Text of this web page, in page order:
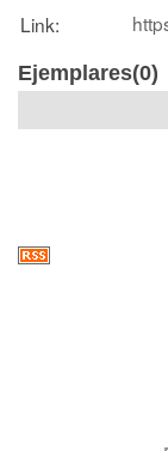
Link:
Ejemplares(0)